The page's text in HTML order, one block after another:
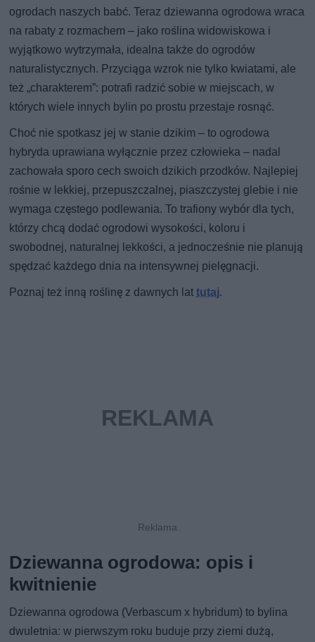
ogrodach naszych babć. Teraz dziewanna ogrodowa wraca
na rabaty z rozmachem – jako roślina widowiskowa i
wyjątkowo wytrzymała, idealna także do ogrodów
naturalistycznych. Przyciąga wzrok nie tylko kwiatami, ale
też „charakterem”: potrafi radzić sobie w miejscach, w
których wiele innych bylin po prostu przestaje rosnąć.
Choć nie spotkasz jej w stanie dzikim – to ogrodowa
hybryda uprawiana wyłącznie przez człowieka – nadal
zachowała sporo cech swoich dzikich przodków. Najlepiej
rośnie w lekkiej, przepuszczalnej, piaszczystej glebie i nie
wymaga częstego podlewania. To trafiony wybór dla tych,
którzy chcą dodać ogrodowi wysokości, koloru i
swobodnej, naturalnej lekkości, a jednocześnie nie planują
spędzać każdego dnia na intensywnej pielęgnacji.
Poznaj też inną roślinę z dawnych lattutaj.
Dziewanna ogrodowa: opis i
kwitnienie
Dziewanna ogrodowa (Verbascum x hybridum) to bylina
dwuletnia: w pierwszym roku buduje przy ziemi dużą,